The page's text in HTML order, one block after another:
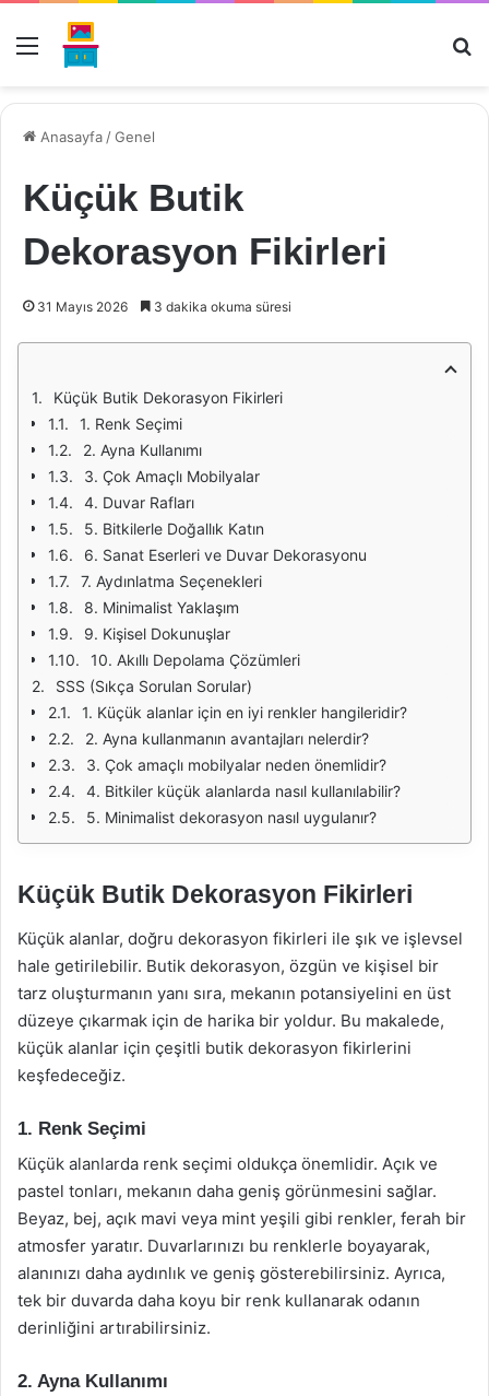
Menü
Anasayfa /Genel
Küçük Butik
Dekorasyon Fikirleri
31 Mayıs 2026 3 dakika okuma süresi
Küçük Butik Dekorasyon Fikirleri
1. Renk Seçimi
2. Ayna Kullanımı
3. Çok Amaçlı Mobilyalar
4. Duvar Rafları
5. Bitkilerle Doğallık Katın
6. Sanat Eserleri ve Duvar Dekorasyonu
7. Aydınlatma Seçenekleri
8. Minimalist Yaklaşım
9. Kişisel Dokunuşlar
10. Akıllı Depolama Çözümleri
SSS (Sıkça Sorulan Sorular)
1. Küçük alanlar için en iyi renkler hangileridir?
2. Ayna kullanmanın avantajları nelerdir?
3. Çok amaçlı mobilyalar neden önemlidir?
4. Bitkiler küçük alanlarda nasıl kullanılabilir?
5. Minimalist dekorasyon nasıl uygulanır?
Küçük Butik Dekorasyon Fikirleri
Küçük alanlar, doğru dekorasyon fikirleri ile şık ve işlevsel
hale getirilebilir. Butik dekorasyon, özgün ve kişisel bir
tarz oluşturmanın yanı sıra, mekanın potansiyelini en üst
düzeye çıkarmak için de harika bir yoldur. Bu makalede,
küçük alanlar için çeşitli butik dekorasyon fikirlerini
keşfedeceğiz.
1. Renk Seçimi
Küçük alanlarda renk seçimi oldukça önemlidir. Açık ve
pastel tonları, mekanın daha geniş görünmesini sağlar.
Beyaz, bej, açık mavi veya mint yeşili gibi renkler, ferah bir
atmosfer yaratır. Duvarlarınızı bu renklerle boyayarak,
alanınızı daha aydınlık ve geniş gösterebilirsiniz. Ayrıca,
tek bir duvarda daha koyu bir renk kullanarak odanın
derinliğini artırabilirsiniz.
2. Ayna Kullanımı